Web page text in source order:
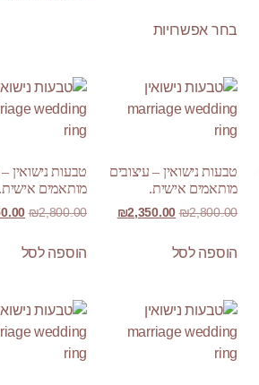
בחר אפשרויות
טבעות נישואין – עיצובים
מותאמים אישית.
₪2,800.00
₪2,350.00
הוספה לסל
טבעות נישואין –
מותאמים אישית.
₪2,800.00
הוספה לסל